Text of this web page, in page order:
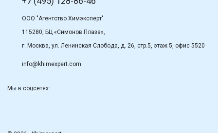
ООО "Агентство Химэксперт"
115280, БЦ «Симонов Плаза»,
г. Москва, ул. Ленинская Слобода, д. 26, стр.5, этаж 5, офис 5520
info@khimexpert.com
Мы в соцсетях: